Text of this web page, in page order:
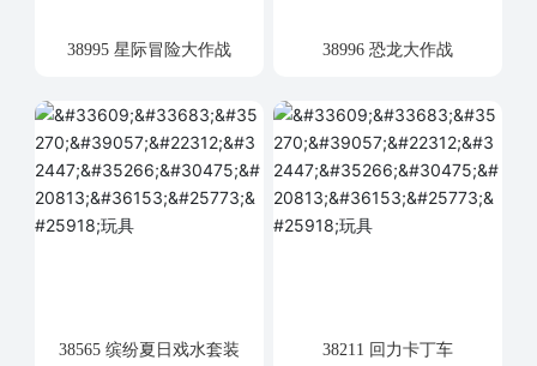
38995 星际冒险大作战 38996 恐龙大作战
38565 缤纷夏日戏水套装 38211 回力卡丁车